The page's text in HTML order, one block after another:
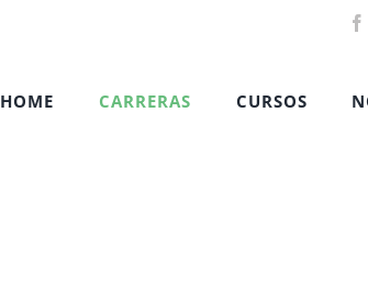
HOME CARRERAS CURSOS